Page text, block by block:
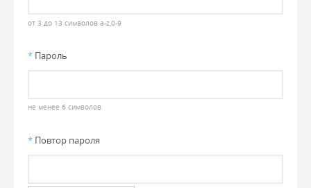
от 3 до 13 символов a-z,0-9
* Пароль
не менее 6 символов
* Повтор пароля